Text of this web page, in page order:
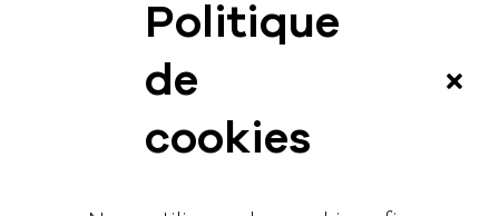
Politique
de
cookies
Interview